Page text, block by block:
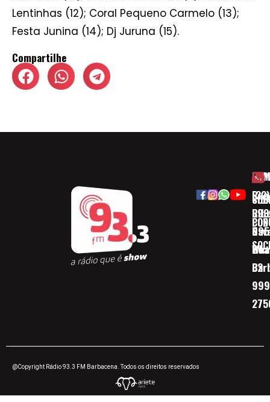
Lentinhas (12); Coral Pequeno Carmelo (13);
Festa Junina (14); Dj Juruna (15).
Compartilhe
(32)
32
@Copyright Rádio 93.3 FM Barbacena. Todos os direitos reservados